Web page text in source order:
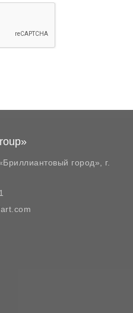
город»,
г.